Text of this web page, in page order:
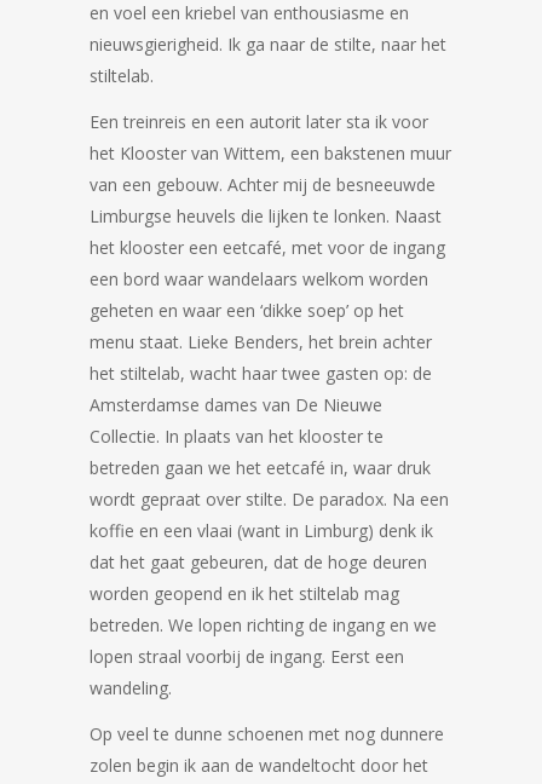
en voel een kriebel van enthousiasme en
nieuwsgierigheid. Ik ga naar de stilte, naar het
stiltelab.
Een treinreis en een autorit later sta ik voor
het Klooster van Wittem, een bakstenen muur
van een gebouw. Achter mij de besneeuwde
Limburgse heuvels die lijken te lonken. Naast
het klooster een eetcafé, met voor de ingang
een bord waar wandelaars welkom worden
geheten en waar een ‘dikke soep’ op het
menu staat. Lieke Benders, het brein achter
het stiltelab, wacht haar twee gasten op: de
Amsterdamse dames van De Nieuwe
Collectie. In plaats van het klooster te
betreden gaan we het eetcafé in, waar druk
wordt gepraat over stilte. De paradox. Na een
koffie en een vlaai (want in Limburg) denk ik
dat het gaat gebeuren, dat de hoge deuren
worden geopend en ik het stiltelab mag
betreden. We lopen richting de ingang en we
lopen straal voorbij de ingang. Eerst een
wandeling.
Op veel te dunne schoenen met nog dunnere
zolen begin ik aan de wandeltocht door het